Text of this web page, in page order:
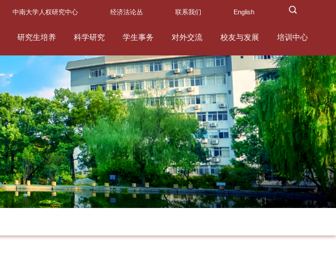
中南大学人权研究中心 经济法论丛 联系我们 English
研究生培养 科学研究 学生事务 对外交流 校友与发展 培训中心